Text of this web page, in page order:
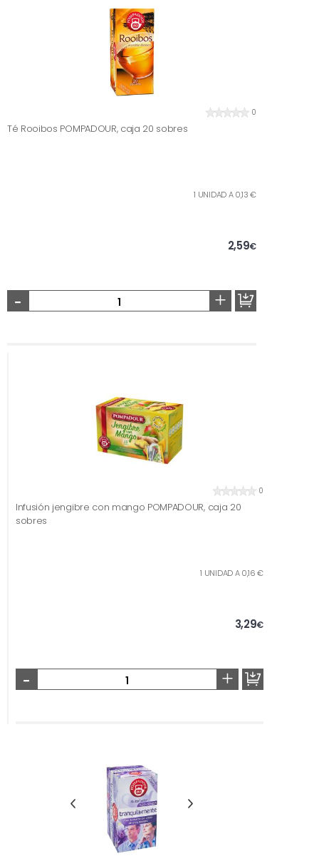
0
Té Rooibos POMPADOUR, caja 20 sobres
1 UNIDAD A 0,13 €
2,59€
- +
0
Infusión jengibre con mango POMPADOUR, caja 20
sobres
1 UNIDAD A 0,16 €
3,29€
- +